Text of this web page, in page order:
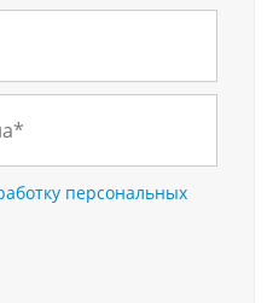
персональных